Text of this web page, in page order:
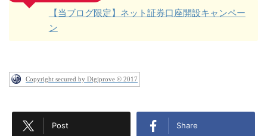
【当ブログ限定】ネット証券口座開設キャンペー
ン
Copyright secured by Digiprove © 2017
Post Share